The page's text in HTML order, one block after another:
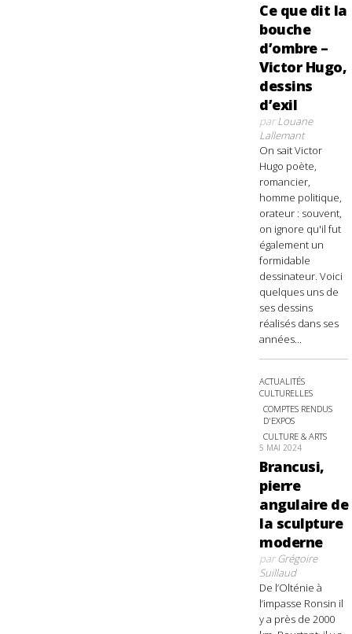
Ce que dit la
bouche
d’ombre –
Victor Hugo,
dessins
d’exil
parLouane
Lallemant
On sait Victor
Hugo poète,
romancier,
homme politique,
orateur : souvent,
on ignore qu'il fut
également un
formidable
dessinateur. Voici
quelques uns de
ses dessins
réalisés dans ses
années...
ACTUALITÉS
CULTURELLES
COMPTES RENDUS
D'EXPOS
CULTURE & ARTS
5 MAI 2024
Brancusi,
pierre
angulaire de
la sculpture
moderne
parGrégoire
Suillaud
De l’Olténie à
l’impasse Ronsin il
y a près de 2000